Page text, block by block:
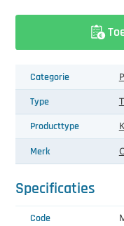
Ontvochtiging
Reinigingsmachines
Sorteermachines
Teeltbenodigdheden
Teeltwisseling
Laatst toegevoegd
Categorie
Type
Producttype
Merk
Specificaties
Code